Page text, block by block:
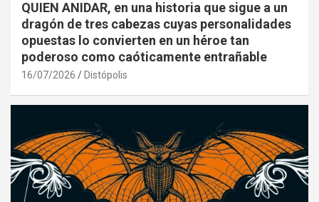
QUIEN ANIDAR, en una historia que sigue a un
dragón de tres cabezas cuyas personalidades
opuestas lo convierten en un héroe tan
poderoso como caóticamente entrañable
16/07/2026 Distópolis